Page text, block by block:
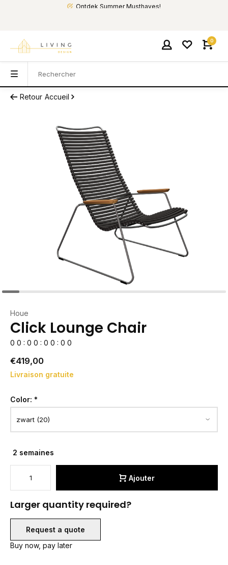
Ontdek Summer Musthaves!
0
Retour Accueil
Houe
Click Lounge Chair
0 0 : 0 0 : 0 0 : 0 0
€419,00
Livraison gratuite
Color: *
2 semaines
Ajouter
Larger quantity required?
Request a quote
Buy now, pay later